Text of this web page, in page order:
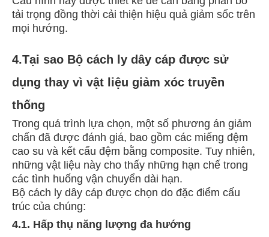
tải trọng đồng thời cải thiện hiệu quả giảm sốc trên
mọi hướng.
4.Tại sao Bộ cách ly dây cáp được sử
dụng thay vì vật liệu giảm xóc truyền
thống
Trong quá trình lựa chọn, một số phương án giảm
chấn đã được đánh giá, bao gồm các miếng đệm
cao su và kết cấu đệm bằng composite. Tuy nhiên,
những vật liệu này cho thấy những hạn chế trong
các tình huống vận chuyển dài hạn.
Bộ cách ly dây cáp được chọn do đặc điểm cấu
trúc của chúng:
4.1. Hấp thụ năng lượng đa hướng